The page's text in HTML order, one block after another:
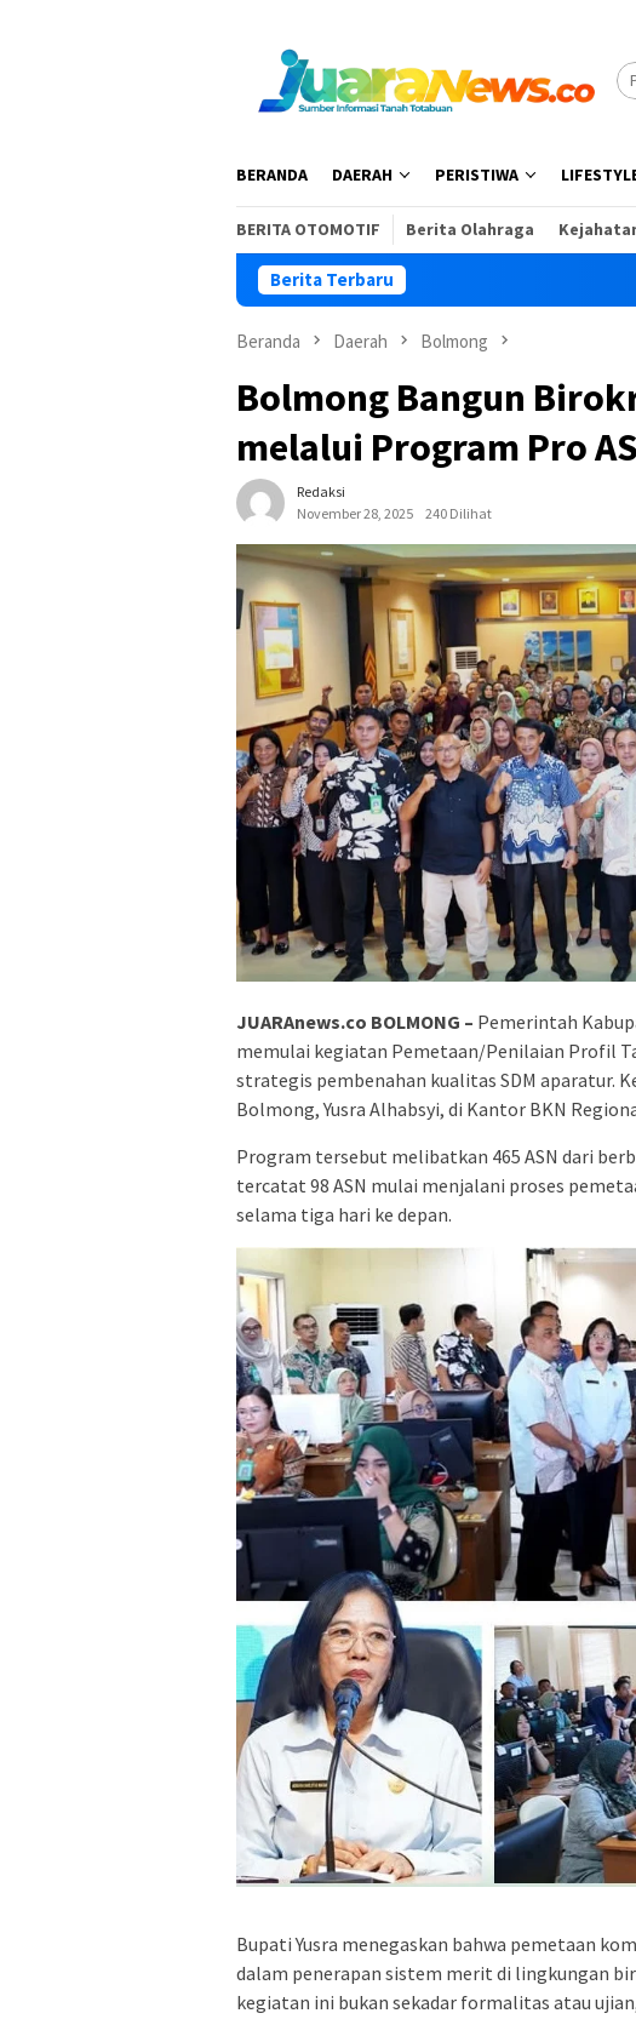
BERANDA DAERAH PERISTIWA
BERITA OTOMOTIF Berita Olahraga
Berita Terbaru
Beranda Daerah Bolmong
Bolmong Bangun
melalui Program Pro
Redaksi
November 28, 2025
240 Dilihat
JUARAnews.co BOLMONG – Pemerintah
memulai kegiatan Pemetaan/Penilaian Profil
strategis pembenahan kualitas SDM aparatur.
Bolmong, Yusra Alhabsyi, di Kantor BKN
Program tersebut melibatkan 465 ASN dari
tercatat 98 ASN mulai menjalani proses
selama tiga hari ke depan.
Bupati Yusra menegaskan bahwa pemetaan
dalam penerapan sistem merit di lingkungan
kegiatan ini bukan sekadar formalitas atau